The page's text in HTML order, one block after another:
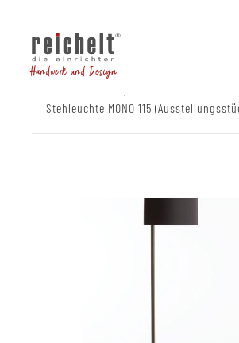
Handwerk und Design
Stehleuchte MONO 115